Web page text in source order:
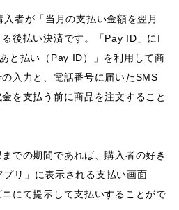
者が「当月の支払い金額を翌月
後払い決済です。「Pay ID」にI
と払い（Pay ID）」を利用して商
入力と、電話番号に届いたSMS
を支払う前に商品を注文すること
での期間であれば、購入者の好き
リ」に表示される支払い画面
ニにて提示して支払いすることがで